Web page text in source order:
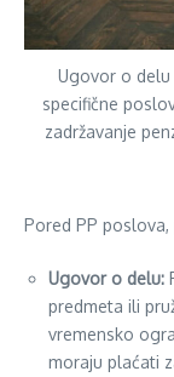
Ugovor o
specifične
zadržavanje
Pored PP
Ugovor o delu:
predmeta ili
vremensko
moraju plaćati